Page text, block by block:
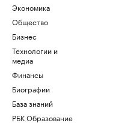
Экономика
Общество
Бизнес
Технологии и
медиа
Финансы
Биографии
База знаний
РБК Образование